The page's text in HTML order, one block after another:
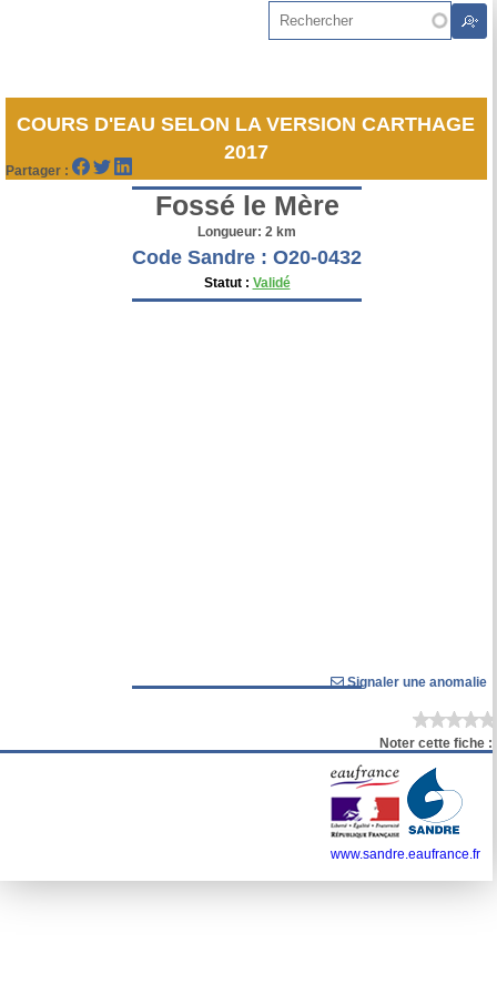
Rechercher
COURS D'EAU SELON LA VERSION CARTHAGE
2017
Fossé le Mère
Longueur: 2 km
Code Sandre : O20-0432
Statut : Validé
Noter cette fiche :
Partager :
Signaler une anomalie
www.sandre.eaufrance.fr